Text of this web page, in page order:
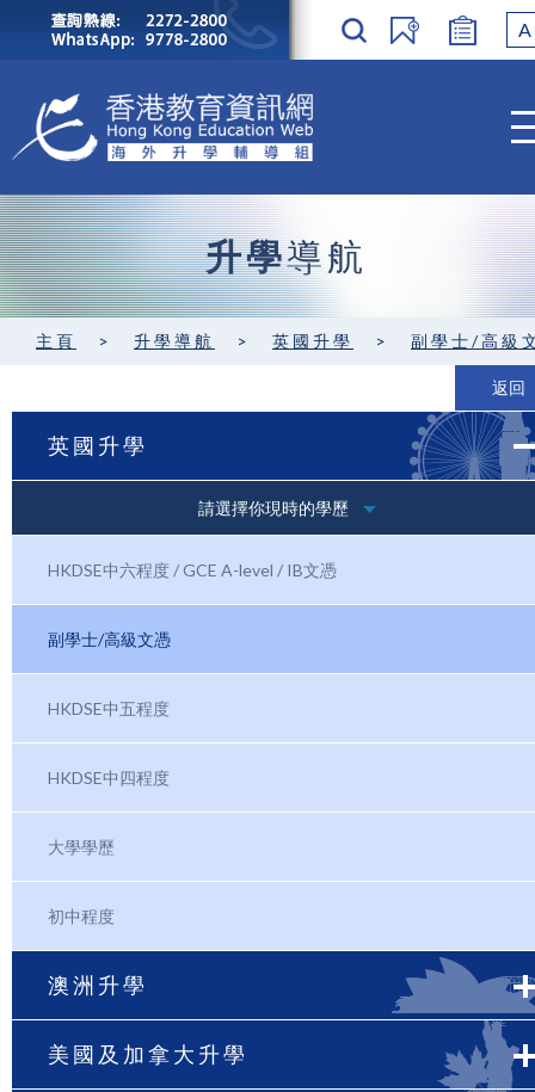
A
升學導航
主頁 > 升學導航 > 英國升學 > 副學士/高級
返回
英國升學
請選擇你現時的學歷
HKDSE中六程度 / GCE A-level / IB文憑
副學士/高級文憑
HKDSE中五程度
HKDSE中四程度
大學學歷
初中程度
澳洲升學
美國及加拿大升學